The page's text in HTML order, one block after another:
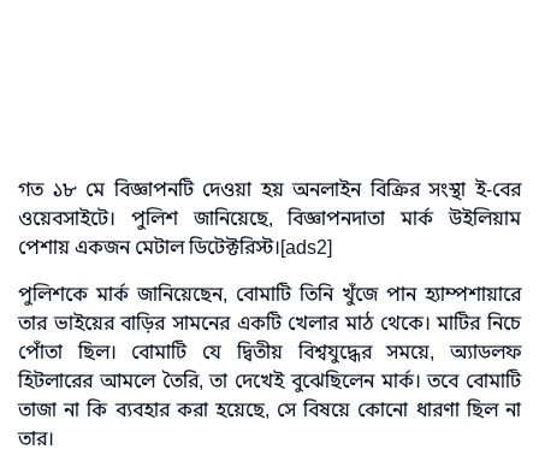
গত ১৮ মে বিজ্ঞাপনটি দেওয়া হয় অনলাইন বিক্রির সংস্থা ই-বের
ওয়েবসাইটে। পুলিশ জানিয়েছে, বিজ্ঞাপনদাতা মার্ক উইলিয়াম
পেশায় একজন মেটাল ডিটেক্টরিস্ট।[ads2]
পুলিশকে মার্ক জানিয়েছেন, বোমাটি তিনি খুঁজে পান হ্যাম্পশায়ারে
তার ভাইয়ের বাড়ির সামনের একটি খেলার মাঠ থেকে। মাটির নিচে
পোঁতা ছিল। বোমাটি যে দ্বিতীয় বিশ্বযুদ্ধের সময়ে, অ্যাডলফ
হিটলারের আমলে তৈরি, তা দেখেই বুঝেছিলেন মার্ক। তবে বোমাটি
তাজা না কি ব্যবহার করা হয়েছে, সে বিষয়ে কোনো ধারণা ছিল না
তার।